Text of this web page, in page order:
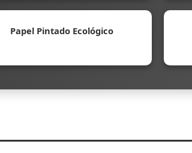
Papel Pintado Ecológico